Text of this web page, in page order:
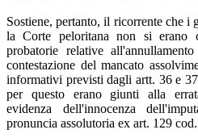
Sostiene, pertanto, il ricorrente che
la Corte peloritana non si erano
probatorie relative
contestazione del mancato
informativi previsti dagli artt. 36 e
per questo erano giunti alla
evidenza dell'innocenza
pronuncia assolutoria ex art. 129